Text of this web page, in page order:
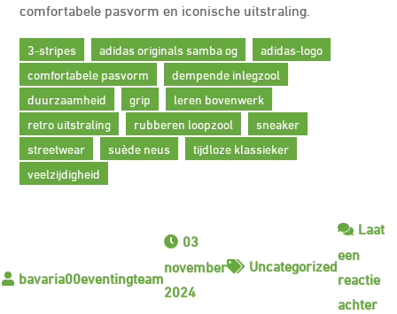
comfortabele pasvorm en iconische uitstraling.
3-stripes adidas originals samba og
adidas-logo
comfortabele pasvorm
dempende inlegzool
duurzaamheid
grip
leren bovenwerk
retro uitstraling
rubberen loopzool
sneaker
streetwear
suède neus
tijdloze klassieker
veelzijdigheid
03
november
2024
Uncategorized
Laat
een
reactie
achterop